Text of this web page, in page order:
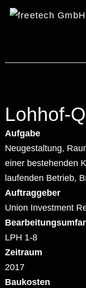
Lohhof-
Aufgabe
Neugestaltung,
einer bestehenden
laufenden Betrieb,
Auftraggeber
Union Investment
LPH 1-8
Zeitraum
2017
Baukosten